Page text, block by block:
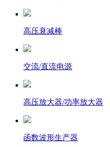
高压衰减棒
交流/直流电源
高压放大器/功率放大器
函数波形生产器